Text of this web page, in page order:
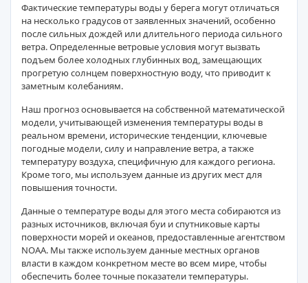
Фактические температуры воды у берега могут отличаться
на несколько градусов от заявленных значений, особенно
после сильных дождей или длительного периода сильного
ветра. Определенные ветровые условия могут вызвать
подъем более холодных глубинных вод, замещающих
прогретую солнцем поверхностную воду, что приводит к
заметным колебаниям.
Наш прогноз основывается на собственной математической
модели, учитывающей изменения температуры воды в
реальном времени, исторические тенденции, ключевые
погодные модели, силу и направление ветра, а также
температуру воздуха, специфичную для каждого региона.
Кроме того, мы используем данные из других мест для
повышения точности.
Данные о температуре воды для этого места собираются из
разных источников, включая буи и спутниковые карты
поверхности морей и океанов, предоставленные агентством
NOAA. Мы также используем данные местных органов
власти в каждом конкретном месте во всем мире, чтобы
обеспечить более точные показатели температуры.